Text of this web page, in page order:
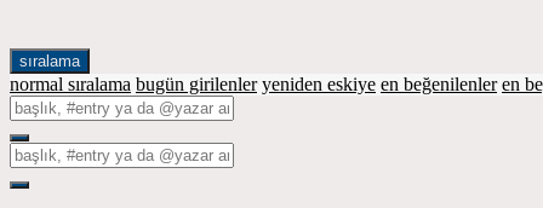
sıralama
normal sıralama bugün girilenler yeniden eskiye en beğenilenler en